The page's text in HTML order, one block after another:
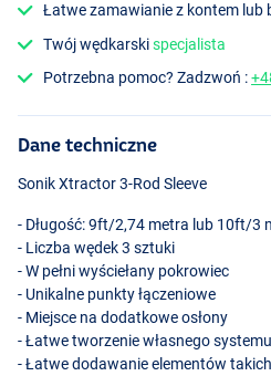
Łatwe zamawianie z kontem lub
Twój wędkarskispecjalista
Potrzebna pomoc? Zadzwoń :
Dane techniczne
Sonik Xtractor 3-Rod Sleeve
- Długość: 9ft/2,74 metra lub 10ft/3
- Liczba wędek 3 sztuki
- W pełni wyściełany pokrowiec
- Unikalne punkty łączeniowe
- Miejsce na dodatkowe osłony
- Łatwe tworzenie własnego
- Łatwe dodawanie elementów